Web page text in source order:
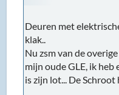
Deuren met
klak..
Nu zsm van de
mijn oude GLE, ik heb
is zijn lot... De Schroot